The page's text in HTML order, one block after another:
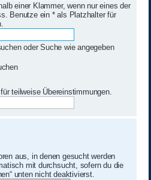
einer Klammer, wenn nur eines der
Benutze ein * als Platzhalter für
oder Suche wie angegeben
teilweise Übereinstimmungen.
aus, in denen gesucht werden
mit durchsucht, sofern du die
unten nicht deaktivierst.